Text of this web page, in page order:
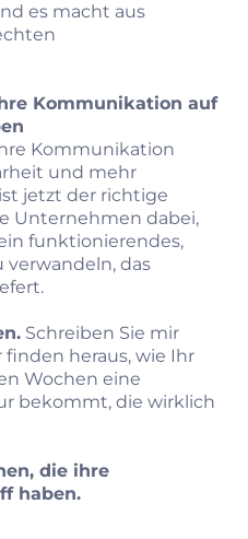
es macht aus
Kommunikation auf
Kommunikation
und mehr
jetzt der richtige
Unternehmen dabei,
funktionierendes,
verwandeln, das
Schreiben Sie mir
heraus, wie Ihr
Wochen eine
bekommt, die wirklich
die ihre
haben.